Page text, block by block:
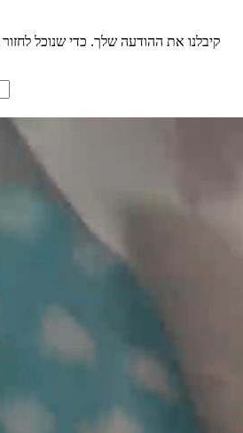
קיבלנו את ההודעה שלך. כדי שנוכל